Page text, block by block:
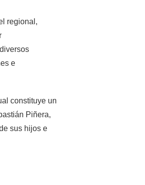
regional,
e
constituye un
Piñera,
sus hijos e